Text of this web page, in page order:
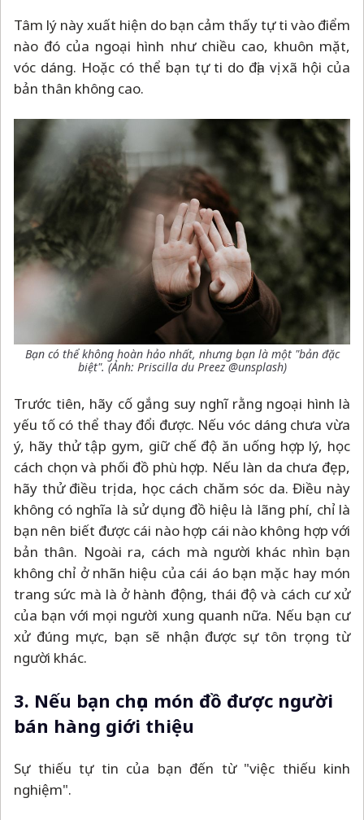
Tâm lý này xuất hiện do bạn cảm thấy tự ti vào điểm
nào đó của ngoại hình như chiều cao, khuôn mặt,
vóc dáng. Hoặc có thể bạn tự ti do địa vị xã hội của
bản thân không cao.
Bạn có thể không hoàn hảo nhất, nhưng bạn là một "bản đặc
biệt". (Ảnh: Priscilla du Preez @unsplash)
Trước tiên, hãy cố gắng suy nghĩ rằng ngoại hình là
yếu tố có thể thay đổi được. Nếu vóc dáng chưa vừa
ý, hãy thử tập gym, giữ chế độ ăn uống hợp lý, học
cách chọn và phối đồ phù hợp. Nếu làn da chưa đẹp,
hãy thử điều trị da, học cách chăm sóc da. Điều này
không có nghĩa là sử dụng đồ hiệu là lãng phí, chỉ là
bạn nên biết được cái nào hợp cái nào không hợp với
bản thân. Ngoài ra, cách mà người khác nhìn bạn
không chỉ ở nhãn hiệu của cái áo bạn mặc hay món
trang sức mà là ở hành động, thái độ và cách cư xử
của bạn với mọi người xung quanh nữa. Nếu bạn cư
xử đúng mực, bạn sẽ nhận được sự tôn trọng từ
người khác.
3. Nếu bạn chọn món đồ được người
bán hàng giới thiệu
Sự thiếu tự tin của bạn đến từ "việc thiếu kinh
nghiệm".